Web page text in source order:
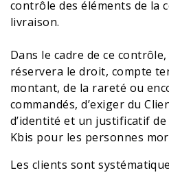
contrôle des éléments de la
livraison.
Dans le cadre de ce
réservera le droit, compte
montant, de la rareté ou
commandés, d’exiger du
d’identité et un justificatif
Kbis pour les personnes
Les clients sont